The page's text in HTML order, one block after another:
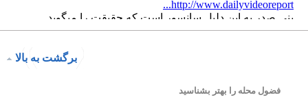
برگشت به بالا
فضول محله را بهتر بشناسید